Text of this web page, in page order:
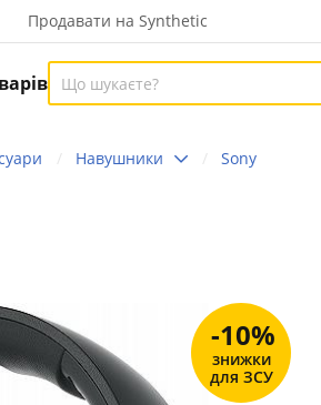
Продавати на Synthetic
Навушники Sony
-10%
знижки
для ЗСУ